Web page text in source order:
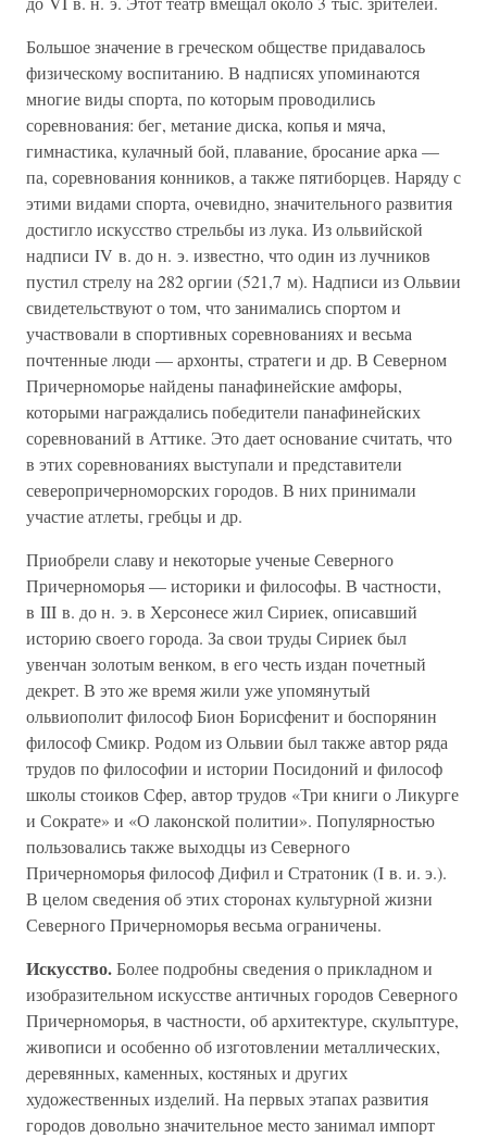
Большое значение в греческом обществе придавалось
физическому воспитанию. В надписях упоминаются
многие виды спорта, по которым проводились
соревнования: бег, метание диска, копья и мяча,
гимнастика, кулачный бой, плавание, бросание арка —
па, соревнования конников, а также пятиборцев. Наряду с
этими видами спорта, очевидно, значительного развития
достигло искусство стрельбы из лука. Из ольвийской
надписи IV в. до н. э. известно, что один из лучников
пустил стрелу на 282 оргии (521,7 м). Надписи из Ольвии
свидетельствуют о том, что занимались спортом и
участвовали в спортивных соревнованиях и весьма
почтенные люди — архонты, стратеги и др. В Северном
Причерноморье найдены панафинейские амфоры,
которыми награждались победители панафинейских
соревнований в Аттике. Это дает основание считать, что
в этих соревнованиях выступали и представители
северопричерноморских городов. В них принимали
участие атлеты, гребцы и др.
Приобрели славу и некоторые ученые Северного
Причерноморья — историки и философы. В частности,
в III в. до н. э. в Херсонесе жил Сириек, описавший
историю своего города. За свои труды Сириек был
увенчан золотым венком, в его честь издан почетный
декрет. В это же время жили уже упомянутый
ольвиополит философ Бион Борисфенит и боспорянин
философ Смикр. Родом из Ольвии был также автор ряда
трудов по философии и истории Посидоний и философ
школы стоиков Сфер, автор трудов «Три книги о Ликурге
и Сократе» и «О лаконской политии». Популярностью
пользовались также выходцы из Северного
Причерноморья философ Дифил и Стратоник (I в. и. э.).
В целом сведения об этих сторонах культурной жизни
Северного Причерноморья весьма ограничены.
Искусство.Более подробны сведения о прикладном и
изобразительном искусстве античных городов Северного
Причерноморья, в частности, об архитектуре, скульптуре,
живописи и особенно об изготовлении металлических,
деревянных, каменных, костяных и других
художественных изделий. На первых этапах развития
городов довольно значительное место занимал импорт